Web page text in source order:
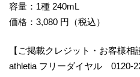
容量：1種 240mL
価格：3,080 円（税込）
【ご掲載クレジット・お客様相
athletia フリーダイヤル 0120-